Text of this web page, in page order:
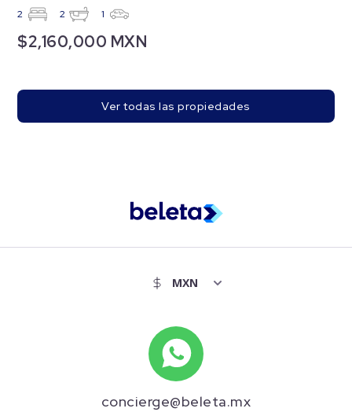
2 2 1
$2,160,000 MXN
Ver todas las propiedades
concierge@beleta.mx